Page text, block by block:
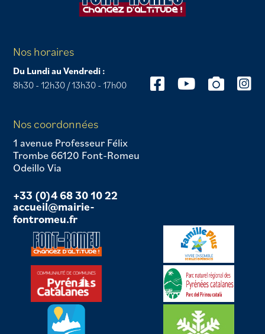
Nos horaires
Du Lundi au Vendredi :
8h30 - 12h30 / 13h30 - 17h00
Nos coordonnées
1 avenue Professeur Félix
Trombe 66120 Font-Romeu
Odeillo Via
+33 (0)4 68 30 10 22
accueil@mairie-
fontromeu.fr